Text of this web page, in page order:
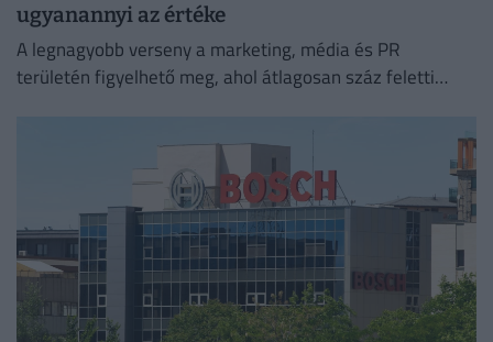
ugyanannyi az értéke
A legnagyobb verseny a marketing, média és PR
területén figyelhető meg, ahol átlagosan száz feletti